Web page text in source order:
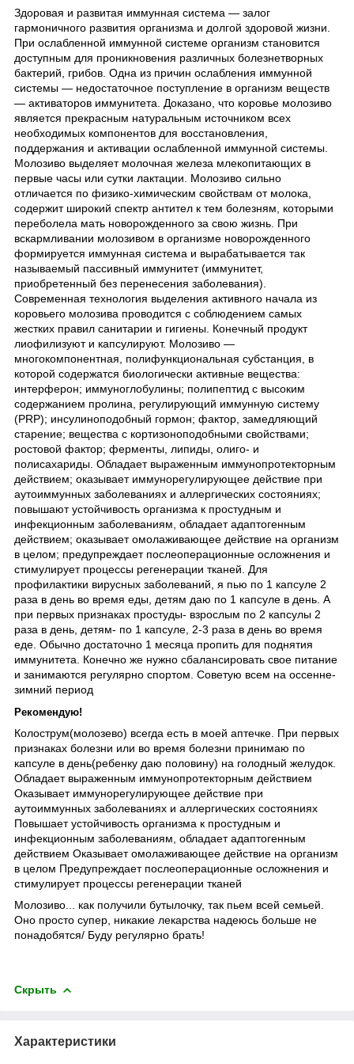
Здоровая и развитая иммунная система ― залог
гармоничного развития организма и долгой здоровой жизни.
При ослабленной иммунной системе организм становится
доступным для проникновения различных болезнетворных
бактерий, грибов. Одна из причин ослабления иммунной
системы ― недостаточное поступление в организм веществ
― активаторов иммунитета. Доказано, что коровье молозиво
является прекрасным натуральным источником всех
необходимых компонентов для восстановления,
поддержания и активации ослабленной иммунной системы.
Молозиво выделяет молочная железа млекопитающих в
первые часы или сутки лактации. Молозиво сильно
отличается по физико-химическим свойствам от молока,
содержит широкий спектр антител к тем болезням, которыми
переболела мать новорожденного за свою жизнь. При
вскармливании молозивом в организме новорожденного
формируется иммунная система и вырабатывается так
называемый пассивный иммунитет (иммунитет,
приобретенный без перенесения заболевания).
Современная технология выделения активного начала из
коровьего молозива проводится с соблюдением самых
жестких правил санитарии и гигиены. Конечный продукт
лиофилизуют и капсулируют. Молозиво ―
многокомпонентная, полифункциональная субстанция, в
которой содержатся биологически активные вещества:
интерферон; иммуноглобулины; полипептид с высоким
содержанием пролина, регулирующий иммунную систему
(PRP); инсулиноподобный гормон; фактор, замедляющий
старение; вещества с кортизоноподобными свойствами;
ростовой фактор; ферменты, липиды, олиго- и
полисахариды. Обладает выраженным иммунопротекторным
действием; оказывает иммунорегулирующее действие при
аутоиммунных заболеваниях и аллергических состояниях;
повышают устойчивость организма к простудным и
инфекционным заболеваниям, обладает адаптогенным
действием; оказывает омолаживающее действие на организм
в целом; предупреждает послеоперационные осложнения и
стимулирует процессы регенерации тканей. Для
профилактики вирусных заболеваний, я пью по 1 капсуле 2
раза в день во время еды, детям даю по 1 капсуле в день. А
при первых признаках простуды- взрослым по 2 капсулы 2
раза в день, детям- по 1 капсуле, 2-3 раза в день во время
еде. Обычно достаточно 1 месяца пропить для поднятия
иммунитета. Конечно же нужно сбалансировать свое питание
и занимаются регулярно спортом. Советую всем на оссенне-
зимний период
Рекомендую!
Колострум(молозево) всегда есть в моей аптечке. При первых
признаках болезни или во время болезни принимаю по
капсуле в день(ребенку даю половину) на голодный желудок.
Обладает выраженным иммунопротекторным действием
Оказывает иммунорегулирующее действие при
аутоиммунных заболеваниях и аллергических состояниях
Повышает устойчивость организма к простудным и
инфекционным заболеваниям, обладает адаптогенным
действием Оказывает омолаживающее действие на организм
в целом Предупреждает послеоперационные осложнения и
стимулирует процессы регенерации тканей
Молозиво... как получили бутылочку, так пьем всей семьей.
Оно просто супер, никакие лекарства надеюсь больше не
понадобятся/ Буду регулярно брать!
Скрыть
Характеристики